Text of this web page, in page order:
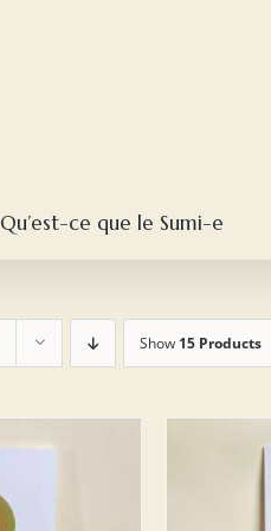
Qu’est-ce que le Sumi-e
Show 15 Products